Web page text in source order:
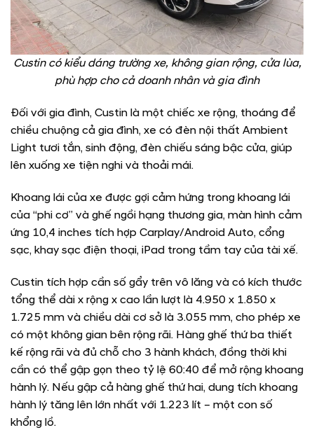
Custin có kiểu dáng trường xe, không gian rộng, cửa lùa,
phù hợp cho cả doanh nhân và gia đình
Đối với gia đình, Custin là một chiếc xe rộng, thoáng để
chiều chuộng cả gia đình, xe có đèn nội thất Ambient
Light tươi tắn, sinh động, đèn chiếu sáng bậc cửa, giúp
lên xuống xe tiện nghi và thoải mái.
Khoang lái của xe được gợi cảm hứng trong khoang lái
của “phi cơ” và ghế ngồi hạng thương gia, màn hình cảm
ứng 10,4 inches tích hợp Carplay/Android Auto, cổng
sạc, khay sạc điện thoại, iPad trong tầm tay của tài xế.
Custin tích hợp cần số gẩy trên vô lăng và có kích thước
tổng thể dài x rộng x cao lần lượt là 4.950 x 1.850 x
1.725 mm và chiều dài cơ sở là 3.055 mm, cho phép xe
có một không gian bên rộng rãi. Hàng ghế thứ ba thiết
kế rộng rãi và đủ chỗ cho 3 hành khách, đồng thời khi
cần có thể gập gọn theo tỷ lệ 60:40 để mở rộng khoang
hành lý. Nếu gập cả hàng ghế thứ hai, dung tích khoang
hành lý tăng lên lớn nhất với 1.223 lít – một con số
khổng lồ.